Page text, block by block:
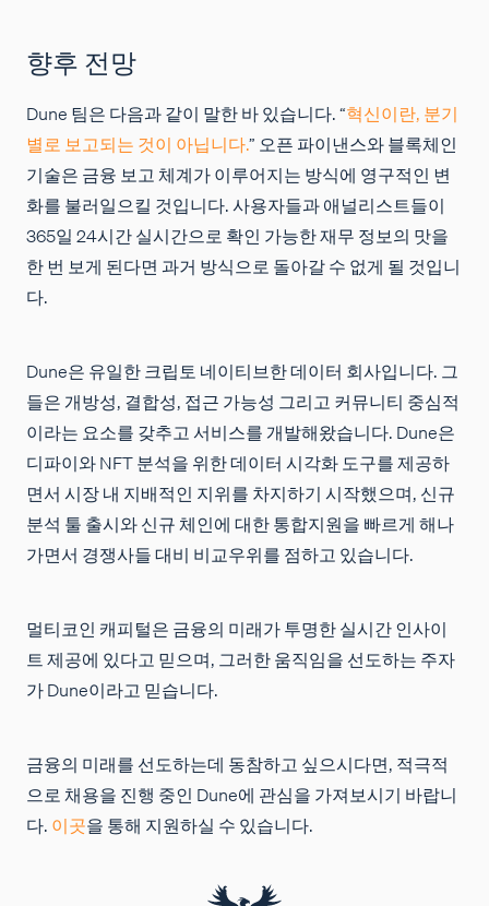
향후 전망
Dune 팀은 다음과 같이 말한 바 있습니다. “혁신이란, 분기
별로 보고되는 것이 아닙니다.” 오픈 파이낸스와 블록체인
기술은 금융 보고 체계가 이루어지는 방식에 영구적인 변
화를 불러일으킬 것입니다. 사용자들과 애널리스트들이
365일 24시간 실시간으로 확인 가능한 재무 정보의 맛을
한 번 보게 된다면 과거 방식으로 돌아갈 수 없게 될 것입니
다.
Dune은 유일한 크립토 네이티브한 데이터 회사입니다. 그
들은 개방성, 결합성, 접근 가능성 그리고 커뮤니티 중심적
이라는 요소를 갖추고 서비스를 개발해왔습니다. Dune은
디파이와 NFT 분석을 위한 데이터 시각화 도구를 제공하
면서 시장 내 지배적인 지위를 차지하기 시작했으며, 신규
분석 툴 출시와 신규 체인에 대한 통합지원을 빠르게 해나
가면서 경쟁사들 대비 비교우위를 점하고 있습니다.
멀티코인 캐피털은 금융의 미래가 투명한 실시간 인사이
트 제공에 있다고 믿으며, 그러한 움직임을 선도하는 주자
가 Dune이라고 믿습니다.
금융의 미래를 선도하는데 동참하고 싶으시다면, 적극적
으로 채용을 진행 중인 Dune에 관심을 가져보시기 바랍니
다.이곳을 통해 지원하실 수 있습니다.